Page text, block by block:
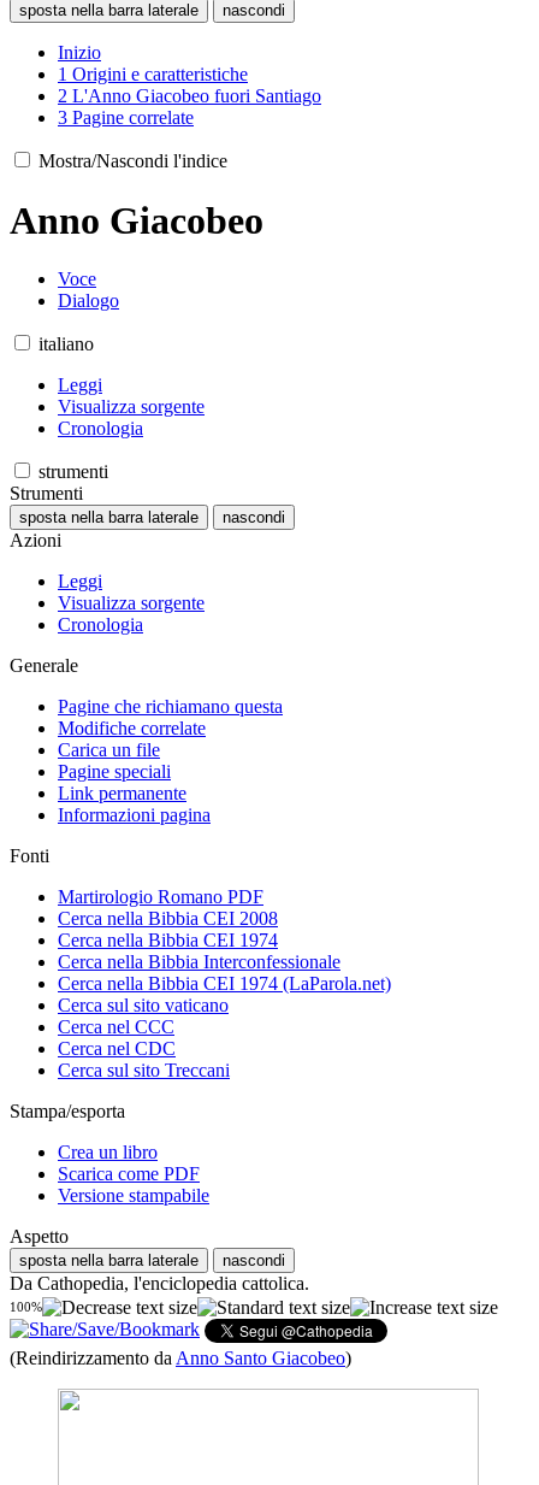
sposta nella barra laterale nascondi
Inizio
1 Origini e caratteristiche
2 L'Anno Giacobeo fuori Santiago
3 Pagine correlate
Mostra/Nascondi l'indice
Anno Giacobeo
Voce
Dialogo
italiano
Leggi
Visualizza sorgente
Cronologia
strumenti
Strumenti
sposta nella barra laterale nascondi
Azioni
Leggi
Visualizza sorgente
Cronologia
Generale
Pagine che richiamano questa
Modifiche correlate
Carica un file
Pagine speciali
Link permanente
Informazioni pagina
Fonti
Martirologio Romano PDF
Cerca nella Bibbia CEI 2008
Cerca nella Bibbia CEI 1974
Cerca nella Bibbia Interconfessionale
Cerca nella Bibbia CEI 1974 (LaParola.net)
Cerca sul sito vaticano
Cerca nel CCC
Cerca nel CDC
Cerca sul sito Treccani
Stampa/esporta
Crea un libro
Scarica come PDF
Versione stampabile
Aspetto
sposta nella barra laterale nascondi
Da Cathopedia, l'enciclopedia cattolica.
100%
(Reindirizzamento da Anno Santo Giacobeo)